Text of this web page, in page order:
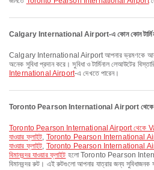
Calgary International Airport-এ কোন কোন টার্মিনাল ও
Calgary International Airport আপনার ভ্রমণকে আরও আরামদায়ক করতে ট্যাক্সি এবং আরও
অনেক সুবিধা প্রদান করে। সুবিধা ও টার্মিনাল লেআউটের
International Airport-এ দেখতে পারেন।
Toronto Pearson International Airport থেকে
Toronto Pearson International Airport থেকে Vancouver International Airport
যাওয়ার ফ্লাইট, Toronto Pearson International
যাওয়ার ফ্লাইট, Toronto Pearson International
বিমানবন্দর যাওয়ার ফ্লাইট হলো Toronto Pearson
বিমানবন্দর রুট। এই রুটগুলো আপনার যাত্রার জন্য সুবিধাজনক